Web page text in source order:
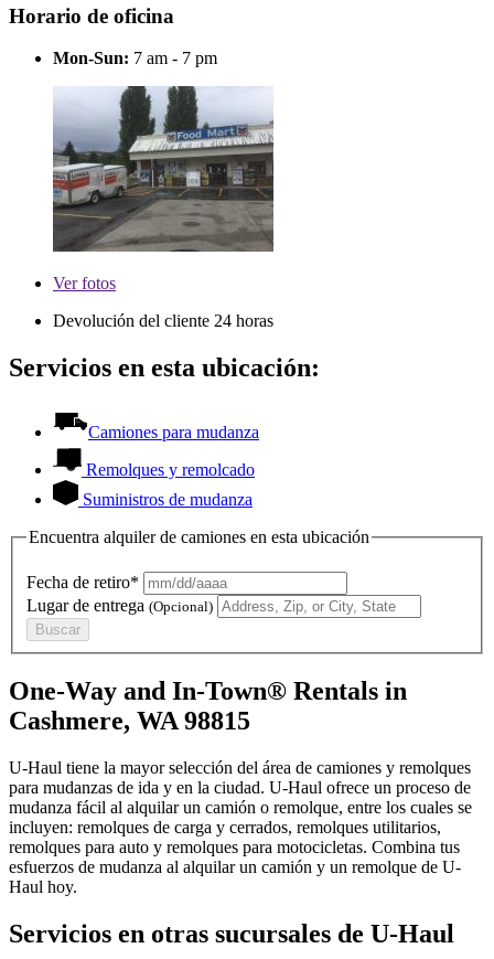
Horario de oficina
Mon-Sun: 7 am - 7 pm
Verfotos
Devolución del cliente 24 horas
Servicios en esta ubicación:
Camiones para mudanza
Remolques y remolcado
Suministros de mudanza
Encuentra alquiler de camiones en esta ubicación
Fecha de retiro*
Lugar de entrega (Opcional)
Buscar
One-Way and In-Town® Rentals in
Cashmere, WA 98815
U-Haul tiene la mayor selección del área de camiones y remolques
para mudanzas de ida y en la ciudad. U-Haul ofrece un proceso de
mudanza fácil al alquilar un camión o remolque, entre los cuales se
incluyen: remolques de carga y cerrados, remolques utilitarios,
remolques para auto y remolques para motocicletas. Combina tus
esfuerzos de mudanza al alquilar un camión y un remolque de U-
Haul hoy.
Servicios en otras sucursales de U-Haul